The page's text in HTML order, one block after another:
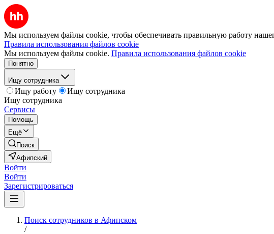
Мы используем файлы cookie, чтобы обеспечивать правильную работу
Правила использования файлов cookie
Мы используем файлы cookie. Правила использования файлов cookie
Понятно
Ищу сотрудника
Ищу работу
Ищу сотрудника
Ищу сотрудника
Сервисы
Помощь
Ещё
Поиск
Афипский
Войти
Войти
Зарегистрироваться
Поиск сотрудников в Афипском
/